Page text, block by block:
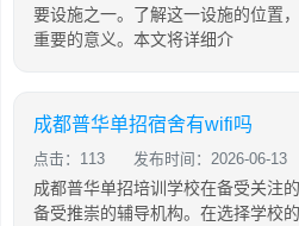
要设施之一。了解这一设施的位置
重要的意义。本文将详细介
成都普华单招宿舍有wifi吗
点击：113 发布时间：2026-06-13
成都普华单招培训学校在备受关注
备受推崇的辅导机构。在选择学校